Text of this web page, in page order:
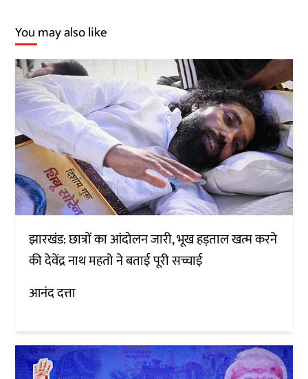
You may also like
झारखंड: छात्रों का आंदोलन जारी, भूख हड़ताल खत्म करने
की देवेंद्र नाथ महतो ने बताई पूरी सच्चाई
आनंद दत्ता